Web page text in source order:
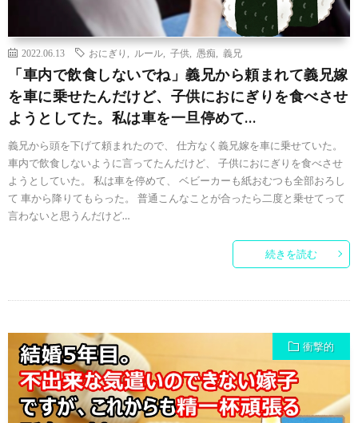
2022.06.13 おにぎり ルール 子供 愚痴 義兄
「車内で飲食しないでね」義兄から頼まれて義兄嫁
を車に乗せたんだけど、子供におにぎりを食べさせ
ようとしてた。私は車を一旦停めて…
義兄から頭を下げて頼まれたので、 仕方なく義兄嫁を車に乗せていた。
車内で飲食しないように言ってたんだけど、 子供におにぎりを食べさせ
ようとしていた。 私は車を停めて、 ベビーカーも紙おむつも全部おろし
て 車から降りてもらった。 普通こんなことが合ったら二度と乗せてって
言わないと思うんだけど…
続きを読む
衝撃的